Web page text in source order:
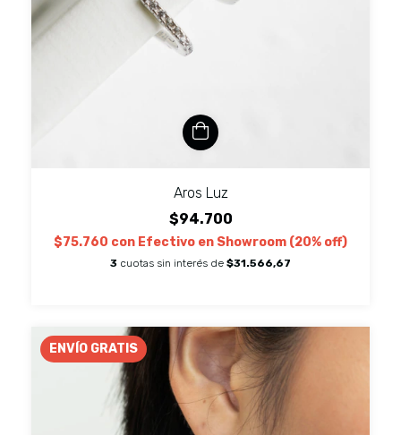
Aros Luz
$94.700
$75.760 con Efectivo en Showroom (20% off)
3 cuotas sin interés de $31.566,67
ENVÍO GRATIS